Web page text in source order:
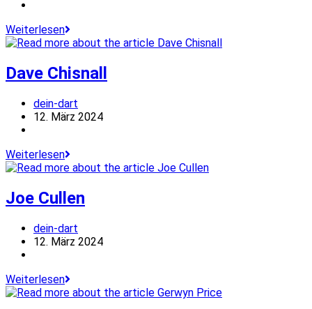
WeiterlesenMichael
Smith
Dave Chisnall
Beitrags-
Autor:
dein-dart
Beitrag
12. März 2024
WeiterlesenDave
Chisnall
Joe Cullen
Beitrags-
Autor:
dein-dart
Beitrag
12. März 2024
WeiterlesenJoe
Cullen